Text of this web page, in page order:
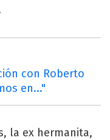
con Roberto
en..."
la ex hermanita,